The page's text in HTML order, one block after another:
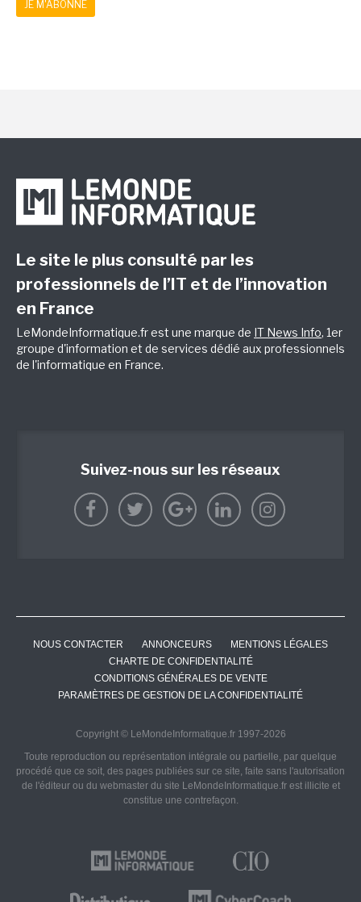
JE M'ABONNE
Le site le plus consulté par les
professionnels de l’IT et de l’innovation
en France
LeMondeInformatique.fr est une marque de IT News Info, 1er
groupe d'information et de services dédié aux professionnels
de l'informatique en France.
Suivez-nous sur les réseaux
NOUS CONTACTER ANNONCEURS
MENTIONS LÉGALES
CHARTE DE CONFIDENTIALITÉ
CONDITIONS GÉNÉRALES DE VENTE
PARAMÈTRES DE GESTION DE LA CONFIDENTIALITÉ
Copyright © LeMondeInformatique.fr 1997-2026
Toute reproduction ou représentation intégrale ou partielle, par quelque
procédé que ce soit, des pages publiées sur ce site, faite sans l'autorisation
de l'éditeur ou du webmaster du site LeMondeInformatique.fr est illicite et
constitue une contrefaçon.